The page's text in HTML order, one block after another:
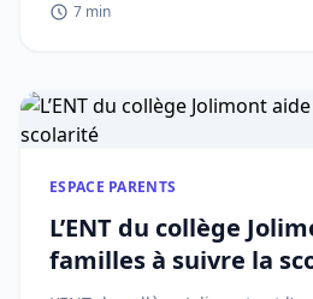
7 min
ESPACE PARENTS
L’ENT du collège
familles à suivre la